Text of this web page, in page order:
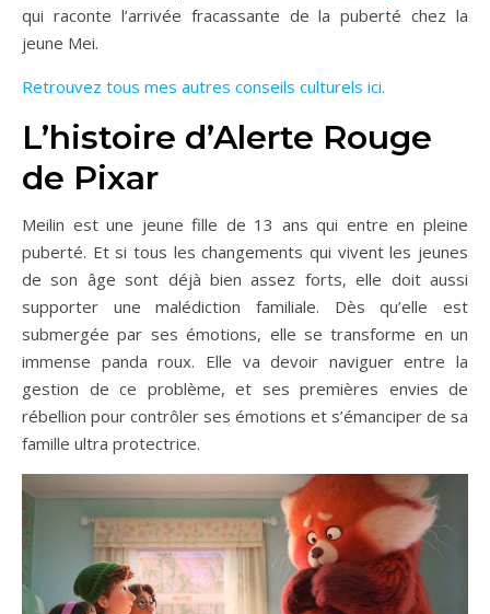
qui raconte l’arrivée fracassante de la puberté chez la
jeune Mei.
Retrouvez tous mes autres conseils culturels ici.
L’histoire d’Alerte Rouge
de Pixar
Meilin est une jeune fille de 13 ans qui entre en pleine
puberté. Et si tous les changements qui vivent les jeunes
de son âge sont déjà bien assez forts, elle doit aussi
supporter une malédiction familiale. Dès qu’elle est
submergée par ses émotions, elle se transforme en un
immense panda roux. Elle va devoir naviguer entre la
gestion de ce problème, et ses premières envies de
rébellion pour contrôler ses émotions et s’émanciper de sa
famille ultra protectrice.